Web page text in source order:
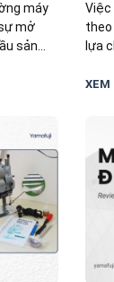
máy
mở
sản
cho
Việc
theo
lựa
XEM